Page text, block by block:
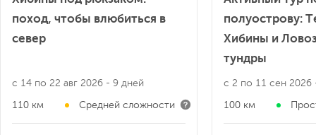
поход, чтобы влюбиться в
север
с 14 по 22 авг 2026 - 9 дней
110 км Средней сложности
полуострову:
Хибины и
тундры
с 2 по 11 сен 2026
100 км